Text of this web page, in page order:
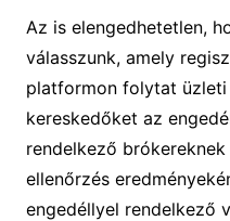
Az is elengedhetetlen,
válasszunk, amely
platformon folytat üzleti
kereskedőket az
rendelkező
ellenőrzés
engedéllyel rendelkező